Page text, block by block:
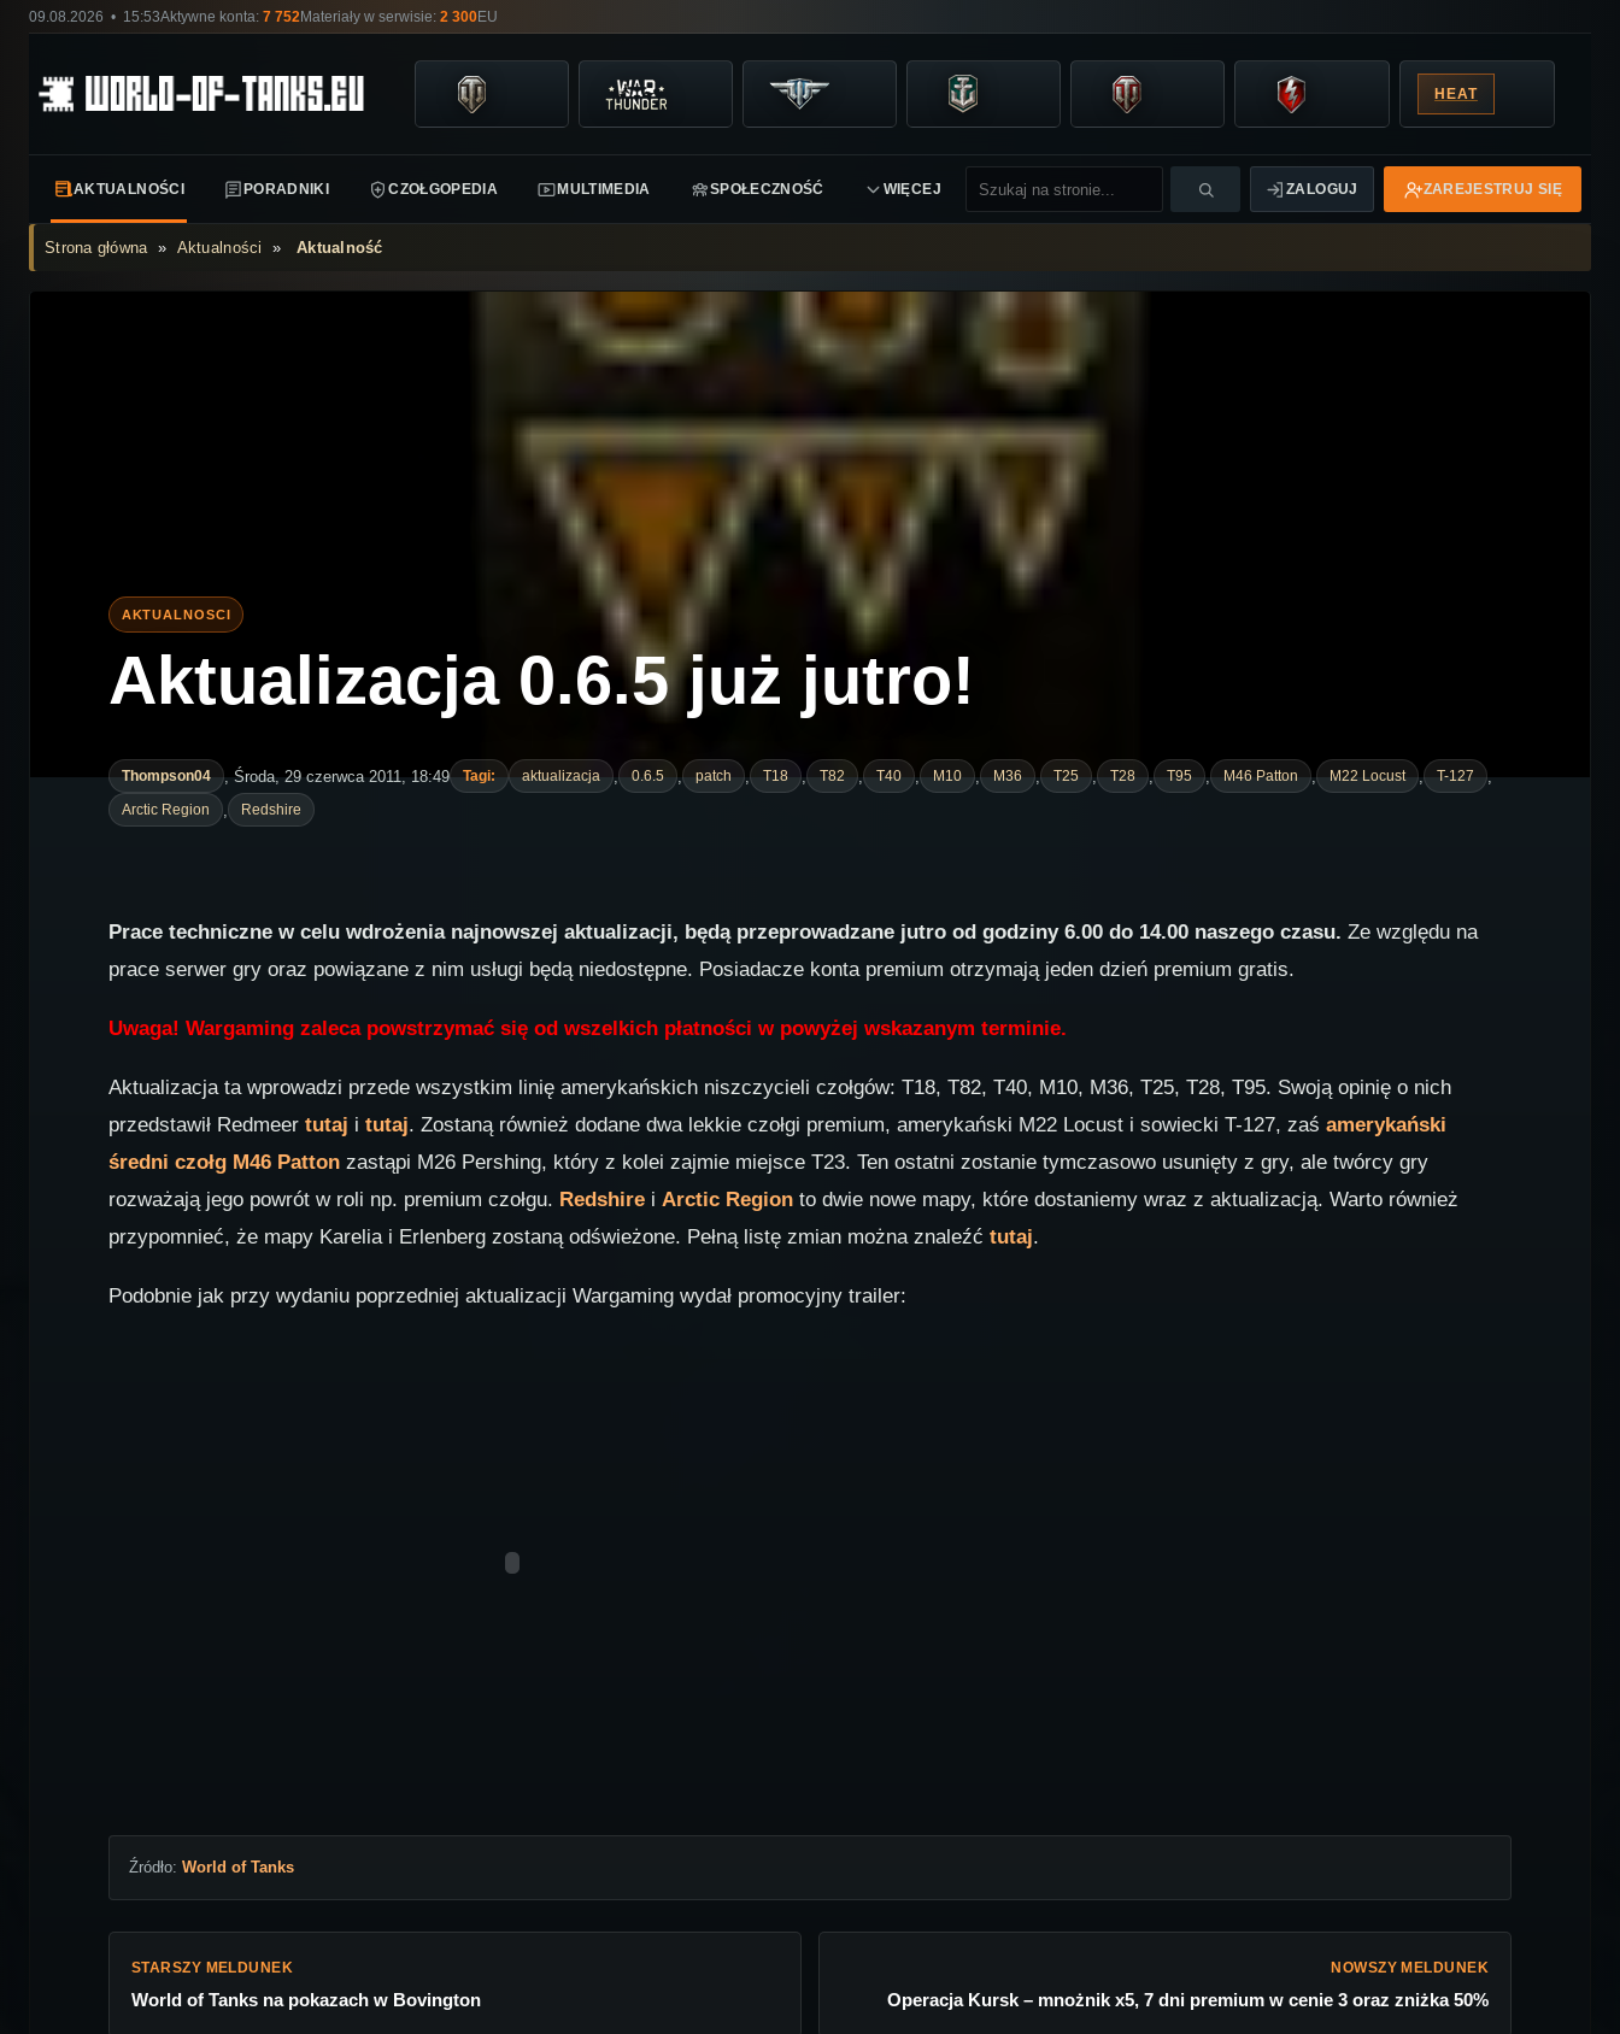
09.08.2026 • 15:53Aktywne konta: 7 752Materiały w serwisie: 2 300EU
HEAT
AKTUALNOŚCI PORADNIKI CZOŁGOPEDIA MULTIMEDIA SPOŁECZNOŚĆ WIĘCEJ ZALOGUJ ZAREJESTRUJ SIĘ
Strona główna» Aktualności »Aktualność
Aktualizacja 0.6.5 już jutro!
Thompson04 , Środa, 29 czerwca 2011, 18:49 Tagi: aktualizacja , 0.6.5 , patch , Т18 , Т82 , Т40 , M10 , M36 , T25 , T28 , T95 , M46 Patton , M22 Locust , T-127 ,
Arctic Region , Redshire
Prace techniczne w celu wdrożenia najnowszej aktualizacji, będą przeprowadzane jutro od godziny 6.00 do 14.00 naszego czasu. Ze względu na
prace serwer gry oraz powiązane z nim usługi będą niedostępne. Posiadacze konta premium otrzymają jeden dzień premium gratis.
Uwaga! Wargaming zaleca powstrzymać się od wszelkich płatności w powyżej wskazanym terminie.
Aktualizacja ta wprowadzi przede wszystkim linię amerykańskich niszczycieli czołgów: Т18, Т82, Т40, M10, M36, T25, T28, T95. Swoją opinię o nich
przedstawił Redmeer tutaj i tutaj. Zostaną również dodane dwa lekkie czołgi premium, amerykański M22 Locust i sowiecki T-127, zaś amerykański
średni czołg M46 Pattonzastąpi M26 Pershing, który z kolei zajmie miejsce T23. Ten ostatni zostanie tymczasowo usunięty z gry, ale twórcy gry
rozważają jego powrót w roli np. premium czołgu. Redshirei Arctic Regionto dwie nowe mapy, które dostaniemy wraz z aktualizacją. Warto również
przypomnieć, że mapy Karelia i Erlenberg zostaną odświeżone. Pełną listę zmian można znaleźć tutaj.
Podobnie jak przy wydaniu poprzedniej aktualizacji Wargaming wydał promocyjny trailer:
Źródło: World of Tanks
STARSZY MELDUNEK
World of Tanks na pokazach w Bovington
NOWSZY MELDUNEK
Operacja Kursk – mnożnik x5, 7 dni premium w cenie 3 oraz zniżka 50%